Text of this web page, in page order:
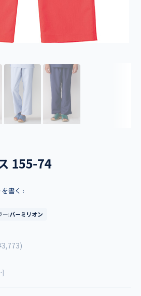
155-74
書く ›
ー:バーミリオン
)
]